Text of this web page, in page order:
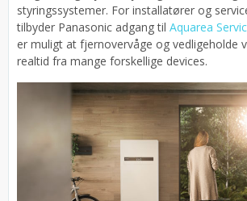
styringssystemer. For installatører og
tilbyder Panasonic adgang til Aquarea
er muligt at fjernovervåge og vedligeholde
realtid fra mange forskellige devices.